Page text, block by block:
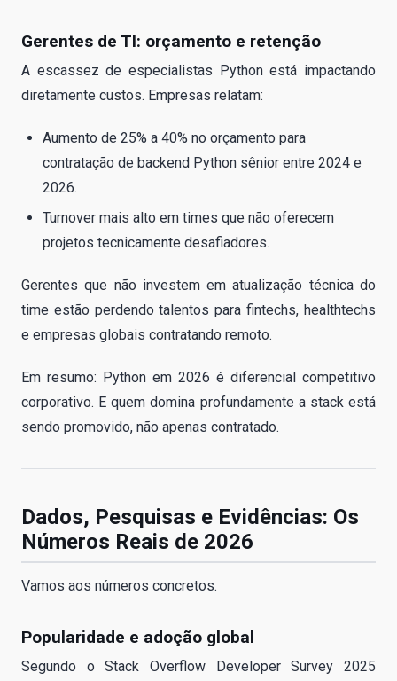
Gerentes de TI: orçamento e retenção
A escassez de especialistas Python está impactando
diretamente custos. Empresas relatam:
Aumento de 25% a 40% no orçamento para
contratação de backend Python sênior entre 2024 e
2026.
Turnover mais alto em times que não oferecem
projetos tecnicamente desafiadores.
Gerentes que não investem em atualização técnica do
time estão perdendo talentos para fintechs, healthtechs
e empresas globais contratando remoto.
Em resumo: Python em 2026 é diferencial competitivo
corporativo. E quem domina profundamente a stack está
sendo promovido, não apenas contratado.
Dados, Pesquisas e Evidências: Os
Números Reais de 2026
Vamos aos números concretos.
Popularidade e adoção global
Segundo o Stack Overflow Developer Survey 2025